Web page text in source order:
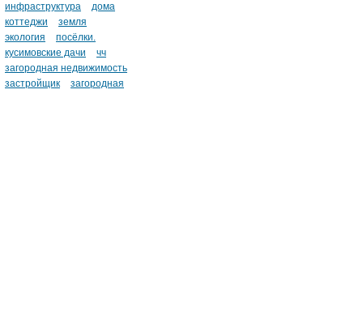
инфраструктура
дома
коттеджи
земля
экология
посёлки.
кусимовские дачи
чч
загородная недвижимость
застройщик
загородная